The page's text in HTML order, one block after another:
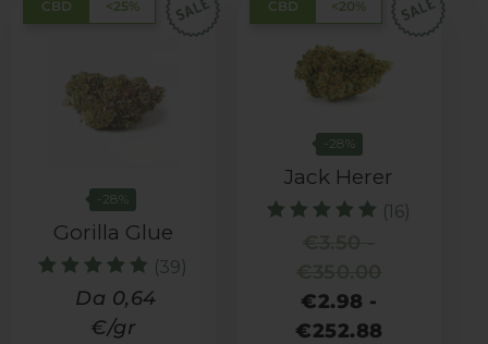
CBD <25%
-28%
Gorilla Glue
Valutato
4.82
su 5
(39)
Da 0,64
€/gr
CBD <20%
-28%
Jack Herer
(16)
€2.98 -
€252.88